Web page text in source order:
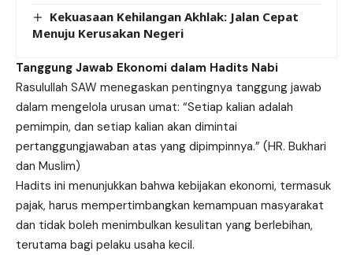
Kekuasaan Kehilangan Akhlak: Jalan Cepat
Menuju Kerusakan Negeri
Tanggung Jawab Ekonomi dalam Hadits Nabi
Rasulullah SAW menegaskan pentingnya tanggung jawab
dalam mengelola urusan umat: “Setiap kalian adalah
pemimpin, dan setiap kalian akan dimintai
pertanggungjawaban atas yang dipimpinnya.” (HR. Bukhari
dan Muslim)
Hadits ini menunjukkan bahwa kebijakan ekonomi, termasuk
pajak, harus mempertimbangkan kemampuan masyarakat
dan tidak boleh menimbulkan kesulitan yang berlebihan,
terutama bagi pelaku usaha kecil.